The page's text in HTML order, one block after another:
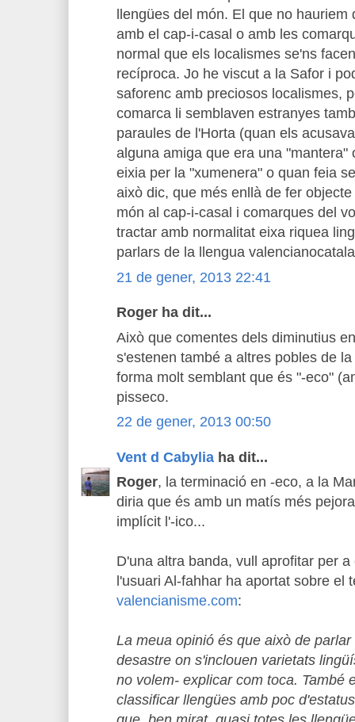
llengües del món. El que no
amb el cap-i-casal o amb les
normal que els localismes se'ns
recíproca. Jo he viscut a la Safor i
saforenc amb preciosos localismes,
comarca li semblaven estranyes
paraules de l'Horta (quan els
alguna amiga que era una "mantera"
eixia per la "xumenera" o quan feia
això dic, que més enllà de fer
món al cap-i-casal i comarques del
tractar amb normalitat eixa riquea
parlars de la llengua
21 de gener, 2013 22:41
Roger ha dit...
Això que comentes dels diminutius
s'estenen també a altres pobles de
forma molt semblant que és "-eco"
pisseco.
22 de gener, 2013 00:50
Vent d Cabylia ha dit...
Roger, la terminació en -eco, a la
diria que és amb un matís més
implícit l'-ico...
D'una altra banda, vull aprofitar per
l'usuari Al-fahhar ha aportat sobre el
valencianisme.com:
La meua opinió és que això de
desastre on s'inclouen varietats
no volem- explicar com toca. També
classificar llengües amb poc